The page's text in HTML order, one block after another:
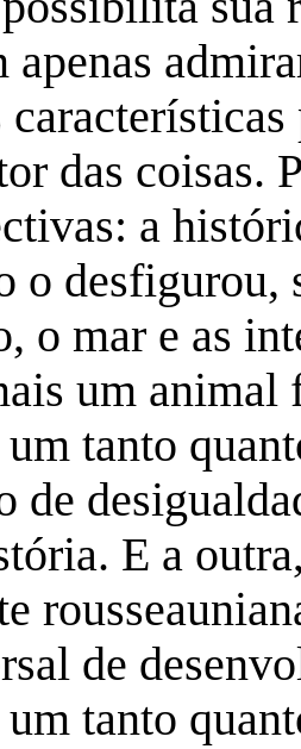
apenas
das coisas.
a
o desfigurou,
o mar e as
um animal
tanto
de
E a
de
tanto